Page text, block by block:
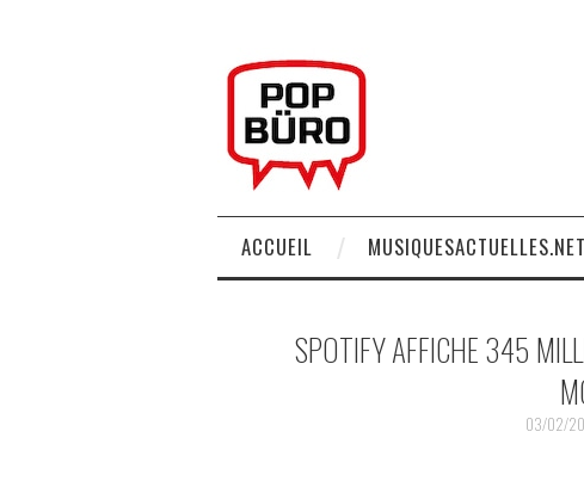
ACCUEIL MUSIQUESACTUELLES.NET
SPOTIFY AFFICHE 345
03/02/